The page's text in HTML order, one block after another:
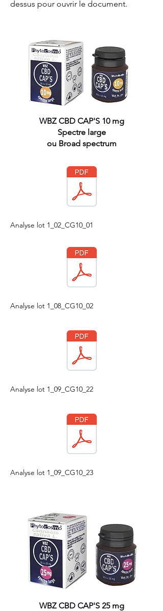
dessus pour ouvrir le document.
WBZ CBD CAP'S 10 mg
Spectre large
ou Broad spectrum
Analyse lot 1_02_CG10_01
Analyse lot 1_08_CG10_02
Analyse lot 1_09_CG10_22
Analyse lot 1_09_CG10_23
WBZ CBD CAP'S 25 mg